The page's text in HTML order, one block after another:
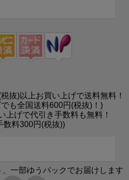
抜)以上お買い上げで送料無料！
も全国送料600円(税抜)！)
上げで代引き手数料も無料！
数料300円(税抜))
一部ゆうパックでお届けします